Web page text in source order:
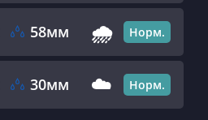
58мм 🌧️ Норм.
30мм ☁️ Норм.